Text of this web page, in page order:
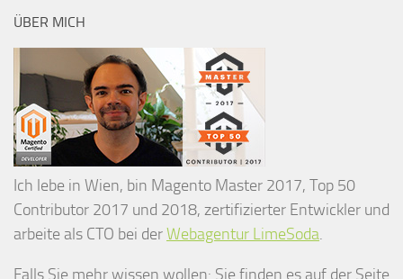
ÜBER MICH
Ich lebe in Wien, bin Magento Master 2017, Top 50
Contributor 2017 und 2018, zertifizierter Entwickler und
arbeite als CTO bei derWebagentur LimeSoda.
Falls Sie mehr wissen wollen: Sie finden es auf der Seite